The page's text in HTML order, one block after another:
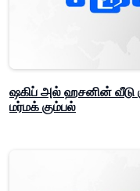
ஷகிப் அல் ஹசனின் வீடு
மர்மக் கும்பல்